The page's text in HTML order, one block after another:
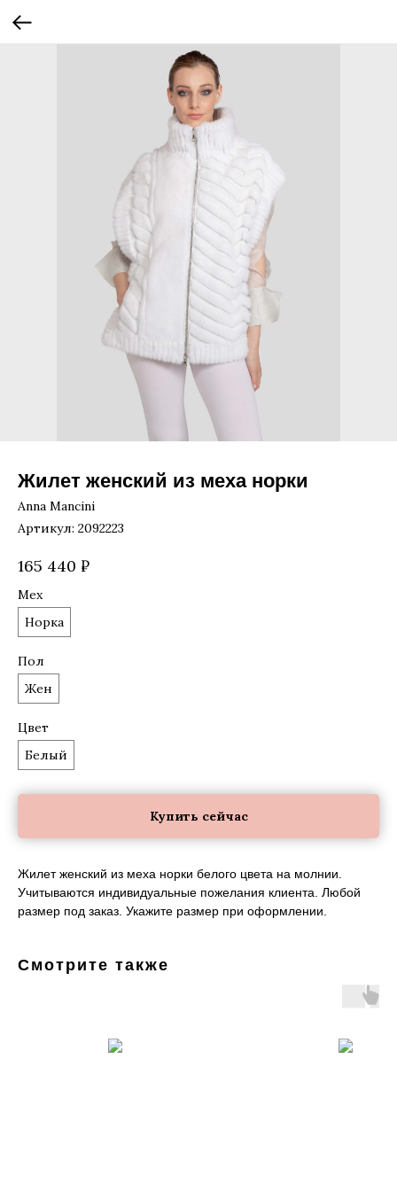
Жилет женский из меха норки
Anna Mancini
Артикул: 2092223
165 440 ₽
Мех
Норка
Пол
Жен
Цвет
Белый
Купить сейчас
Жилет женский из меха норки белого цвета на молнии.
Учитываются индивидуальные пожелания клиента. Любой
размер под заказ. Укажите размер при оформлении.
Смотрите также